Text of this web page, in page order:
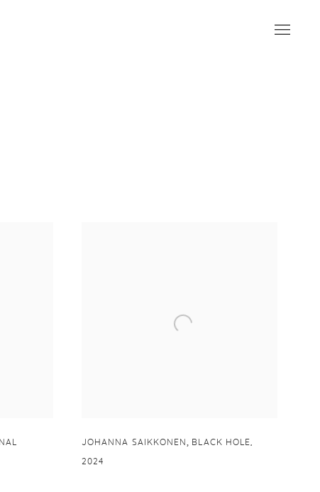
JOHANNA SAIKKONEN , BLACK HOLE
2024